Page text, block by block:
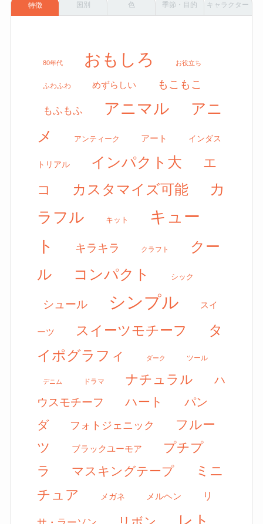
特徴 国別 色 季節・目的 キャラクター
80年代 おもしろ お役立ち
ふわふわ めずらしい もこもこ
もふもふ アニマル
アニ
メ
アンティーク アート インダス
トリアル インパクト大
エ
コ
カスタマイズ可能
カ
ラフル
キット
キュー
ト
キラキラ クラフト
クー
ル
コンパクト シック
シュール シンプル スイ
ーツ スイーツモチーフ
タ
イポグラフィ
ダーク ツール
デニム ドラマ ナチュラル
ハ
ウスモチーフ
ハート
パン
ダ
フォトジェニック
フルー
ツ
ブラックユーモア
プチプ
ラ
マスキングテープ
ミニ
チュア
メガネ メルヘン リ